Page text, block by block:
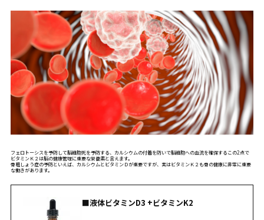
フェロトーシスを予防して脳細胞死を予防する、カルシウムの付着を防いで脳細胞への血流を確保するこの2点で
ビタミンＫ２は脳の健康管理に重要な栄養素と言えます。
骨粗しょう症の予防といえば、カルシウムとビタミンＤが重要ですが、実はビタミンＫ２も骨の健康に非常に重要
な働きがあります。
■液体ビタミンD3 +ビタミンK2